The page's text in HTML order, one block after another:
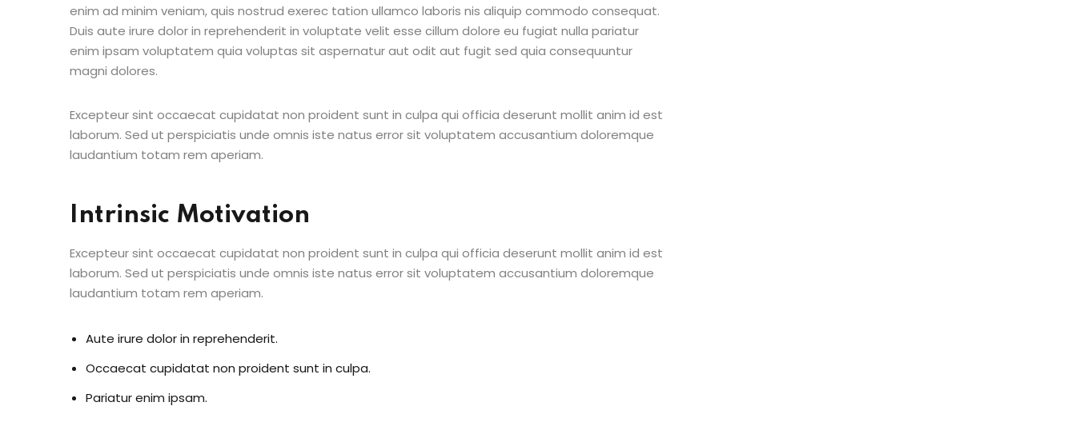
enim ad minim veniam, quis nostrud exerec tation ullamco laboris nis aliquip commodo consequat.
Duis aute irure dolor in reprehenderit in voluptate velit esse cillum dolore eu fugiat nulla pariatur
enim ipsam voluptatem quia voluptas sit aspernatur aut odit aut fugit sed quia consequuntur
magni dolores.
Excepteur sint occaecat cupidatat non proident sunt in culpa qui officia deserunt mollit anim id est
laborum. Sed ut perspiciatis unde omnis iste natus error sit voluptatem accusantium doloremque
laudantium totam rem aperiam.
Intrinsic Motivation
Excepteur sint occaecat cupidatat non proident sunt in culpa qui officia deserunt mollit anim id est
laborum. Sed ut perspiciatis unde omnis iste natus error sit voluptatem accusantium doloremque
laudantium totam rem aperiam.
Aute irure dolor in reprehenderit.
Occaecat cupidatat non proident sunt in culpa.
Pariatur enim ipsam.